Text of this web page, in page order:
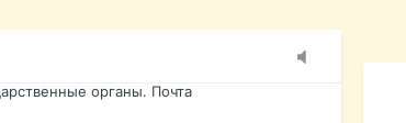
то мы поможем Вам! Паспорт гражданина
Украины, вид на жительство,
органы. Почта